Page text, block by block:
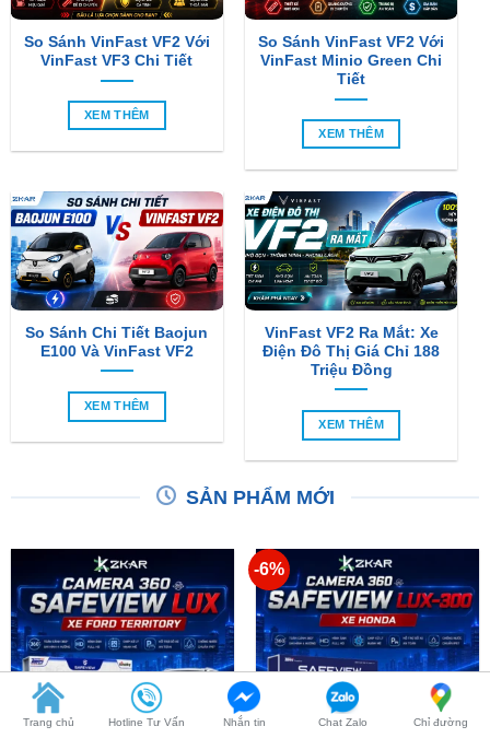
So Sánh VinFast VF2 Với
VinFast VF3 Chi Tiết
XEM THÊM
So Sánh VinFast VF2 Với
VinFast Minio Green Chi
Tiết
XEM THÊM
So Sánh Chi Tiết Baojun
E100 Và VinFast VF2
XEM THÊM
VinFast VF2 Ra Mắt: Xe
Điện Đô Thị Giá Chỉ 188
Triệu Đồng
XEM THÊM
SẢN PHẨM MỚI
-6%
Trang chủ Hotline Tư Vấn Nhắn tin Chat Zalo Chỉ đường